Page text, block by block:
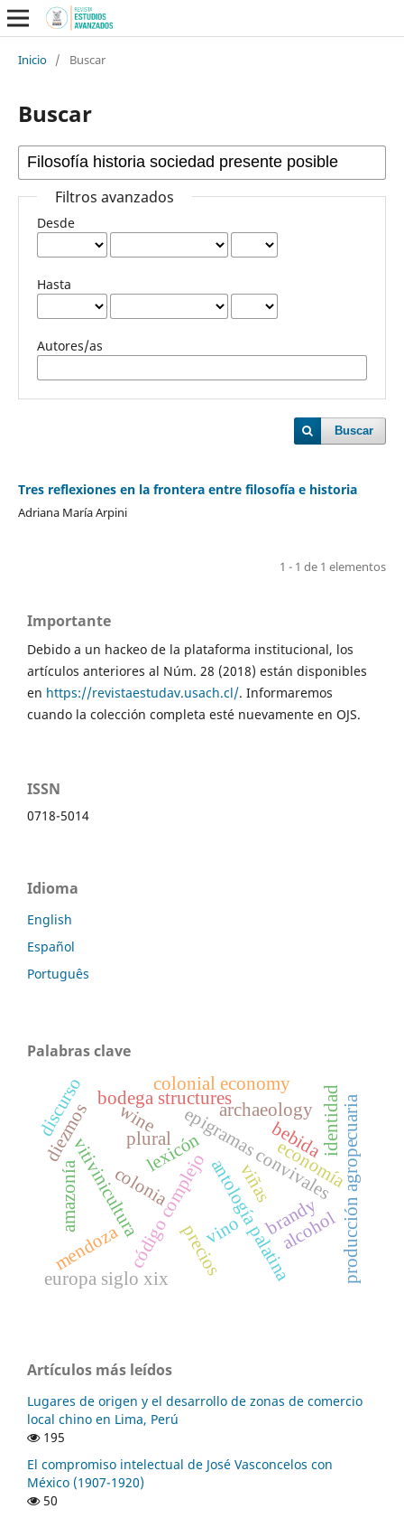
Inicio / Buscar
Buscar
Filtros avanzados
Desde
Hasta
Autores/as
Buscar
Tres reflexiones en la frontera entre filosofía e historia
Adriana María Arpini
1 - 1 de 1 elementos
Importante
Debido a un hackeo de la plataforma institucional, los
artículos anteriores al Núm. 28 (2018) están disponibles
en https://revistaestudav.usach.cl/. Informaremos
cuando la colección completa esté nuevamente en OJS.
ISSN
0718-5014
Idioma
English
Español
Português
Palabras clave
epigramas convivales
antología palatina
vino
código complejo
plural
wine
brandy
bodega structures
colonial economy
archaeology
colonia
precios
economía
vitivinicultura
diezmos producción agropecuaria
mendoza
europa siglo xix
viñas
discurso
lexicón bebida
alcohol
identidad
amazonía
Artículos más leídos
Lugares de origen y el desarrollo de zonas de comercio
local chino en Lima, Perú
195
El compromiso intelectual de José Vasconcelos con
México (1907-1920)
50